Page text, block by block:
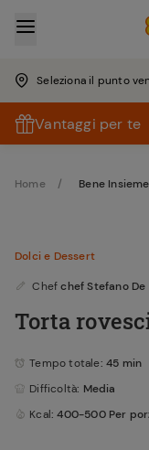
Seleziona il punto
Vantaggi per te
Home Bene Insieme
Dolci e Dessert
Chef chef Stefano
Torta
Tempo totale: 45 min
Difficoltà: Media
Kcal: 400-500 Per